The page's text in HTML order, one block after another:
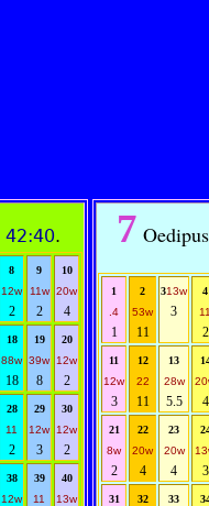
42:40.
8
12w
2
9
11w
2
10
20w
4
18
88w
18
19
39w
8
20
12w
2
28
11
2
29
12w
3
30
12w
2
38
12w
39
11
40
13w
7
1
.4
1
2
53w
11
313w
3
4
2
11
12w
3
12
22
11
13
28w
5.5 4
21
8w
2
22
20w
4
23
20w
4 3
31 32 33